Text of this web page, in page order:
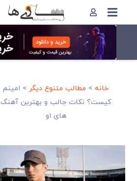
خانه > مطالب متنوع دیگر> امینم
کیست؟ نکات جالب و بهترین آهنگ
های او